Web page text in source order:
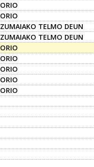
ORIO
ORIO
ZUMAIAKO TELMO DEUN
A.K.E..
ZUMAIAKO TELMO DEUN
A.K.E..
ORIO
ORIO
ORIO
ORIO
ORIO